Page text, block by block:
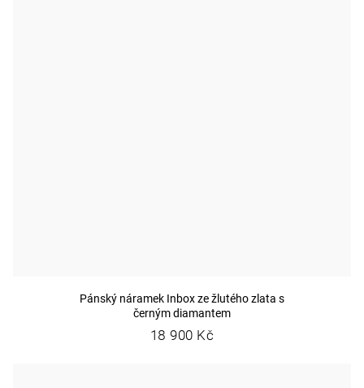
Pánský náramek Inbox ze žlutého zlata s
černým diamantem
18 900 Kč